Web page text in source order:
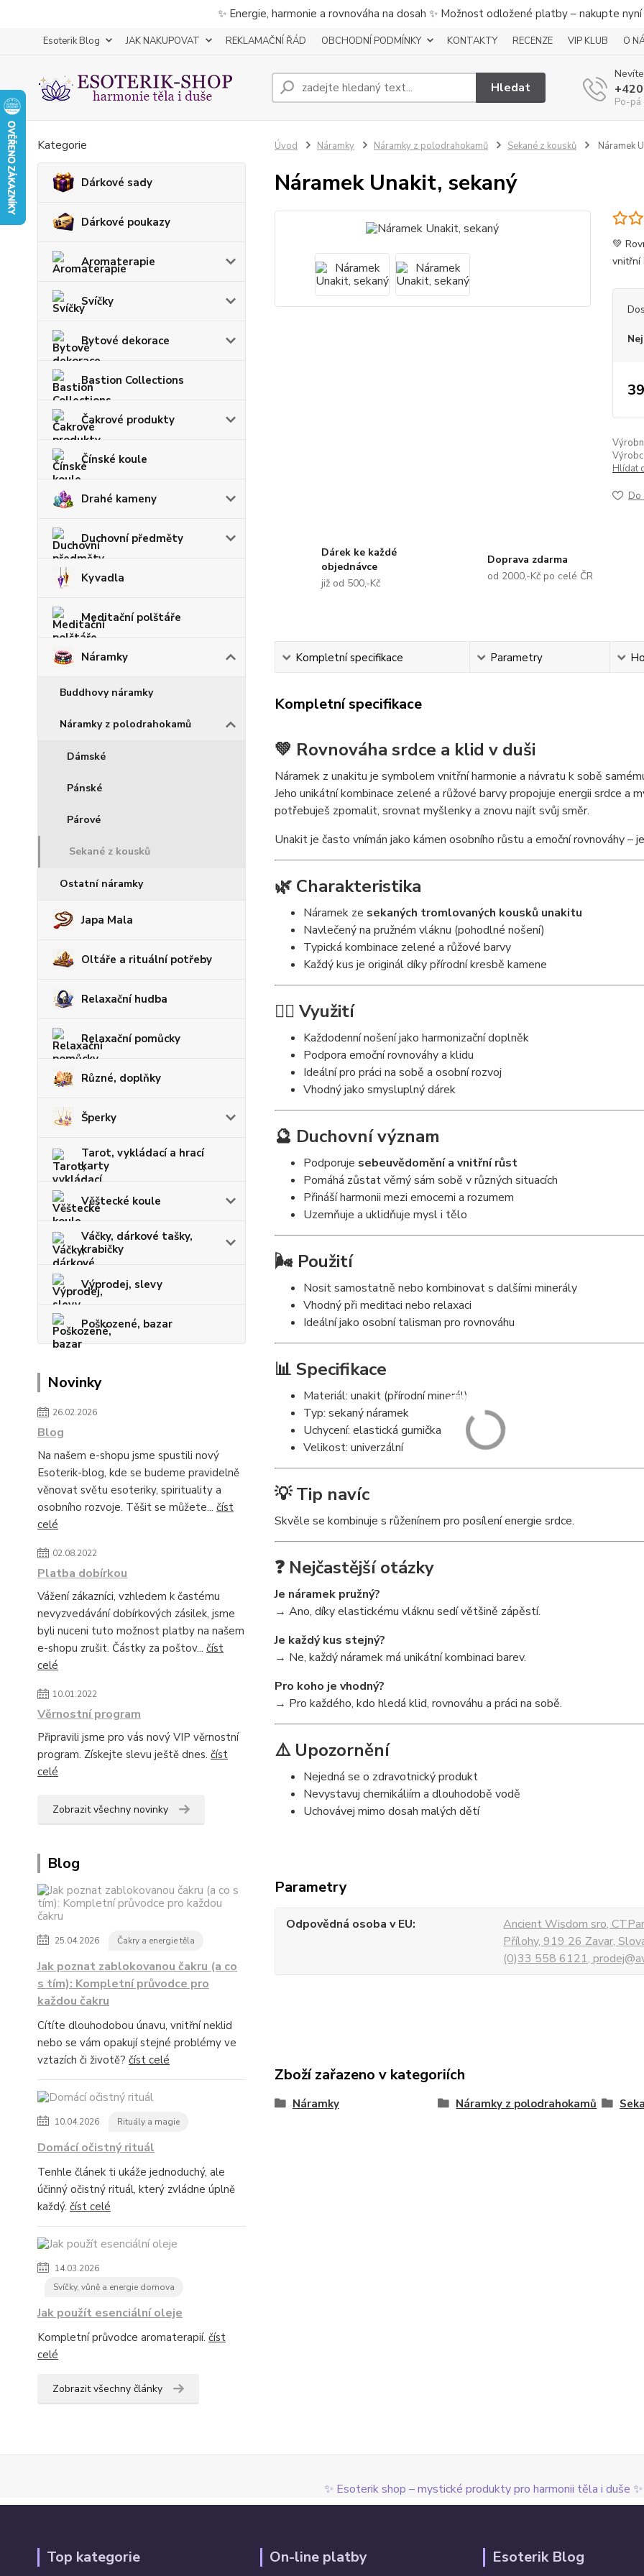
✨ Energie, harmonie a rovnováha na dosah ✨ Možnost odložené platby – nakupte
Esoterik Blog JAK NAKUPOVAT REKLAMAČNÍ ŘÁD OBCHODNÍ PODMÍNKY KONTAKTY RECENZE VIP KLUB O
Hledat
Po-pá
Kategorie
Dárkové sady
Dárkové poukazy
Aromaterapie
Svíčky
Bytové dekorace
Bastion Collections
Čakrové produkty
Čínské koule
Drahé kameny
Duchovní předměty
Kyvadla
Meditační polštáře
Náramky
Buddhovy náramky
Náramky z polodrahokamů
Dámské
Pánské
Párové
Sekané z kousků
Ostatní náramky
Japa Mala
Oltáře a rituální potřeby
Relaxační hudba
Relaxační pomůcky
Různé, doplňky
Šperky
Tarot, vykládací a hrací
karty
Věštecké koule
Váčky, dárkové tašky,
krabičky
Výprodej, slevy
Poškozené, bazar
Novinky
26.02.2026
Blog
Na našem e-shopu jsme spustili nový
Esoterik-blog, kde se budeme pravidelně
věnovat světu esoteriky, spirituality a
osobního rozvoje. Těšit se můžete... číst
celé
02.08.2022
Platba dobírkou
Vážení zákazníci, vzhledem k častému
nevyzvedávání dobírkových zásilek, jsme
byli nuceni tuto možnost platby na našem
e-shopu zrušit. Částky za poštov... číst
celé
10.01.2022
Věrnostní program
Připravili jsme pro vás nový VIP věrnostní
program. Získejte slevu ještě dnes. číst
celé
Zobrazit všechny novinky
Blog
25.04.2026 Čakry a energie těla
Jak poznat zablokovanou čakru (a co
s tím): Kompletní průvodce pro
každou čakru
Cítíte dlouhodobou únavu, vnitřní neklid
nebo se vám opakují stejné problémy ve
vztazích či životě? číst celé
10.04.2026 Rituály a magie
Domácí očistný rituál
Tenhle článek ti ukáže jednoduchý, ale
účinný očistný rituál, který zvládne úplně
každý. číst celé
14.03.2026
Svíčky, vůně a energie domova
Jak použít esenciální oleje
Kompletní průvodce aromaterapií. číst
celé
Zobrazit všechny články
Úvod Náramky Náramky z polodrahokamů Sekané z kousků Náramek
Náramek Unakit, sekaný
💚
vnitřní
Hlídat
Do
Dárek ke každé
objednávce
již od 500,-Kč
Doprava zdarma
od 2000,-Kč po celé ČR
Kompletní specifikace Parametry
Kompletní specifikace
💚 Rovnováha srdce a klid v duši
Náramek z unakitu je symbolem vnitřní harmonie a návratu k sobě
Jeho unikátní kombinace zelené a růžové barvy propojuje energii srdce a
potřebuješ zpomalit, srovnat myšlenky a znovu najít svůj směr.
Unakit je často vnímán jako kámen osobního růstu a emoční rovnováhy –
🌿 Charakteristika
Náramek ze sekaných tromlovaných kousků unakitu
Navlečený na pružném vláknu (pohodlné nošení)
Typická kombinace zelené a růžové barvy
Každý kus je originál díky přírodní kresbě kamene
🧘‍♀️ Využití
Každodenní nošení jako harmonizační doplněk
Podpora emoční rovnováhy a klidu
Ideální pro práci na sobě a osobní rozvoj
Vhodný jako smysluplný dárek
🔮 Duchovní význam
Podporuje sebeuvědomění a vnitřní růst
Pomáhá zůstat věrný sám sobě v různých situacích
Přináší harmonii mezi emocemi a rozumem
Uzemňuje a uklidňuje mysl i tělo
🌬️ Použití
Nosit samostatně nebo kombinovat s dalšími minerály
Vhodný při meditaci nebo relaxaci
Ideální jako osobní talisman pro rovnováhu
📊 Specifikace
Materiál: unakit (přírodní minerál)
Typ: sekaný náramek
Uchycení: elastická gumička
Velikost: univerzální
💡 Tip navíc
Skvěle se kombinuje s růženínem pro posílení energie srdce.
❓ Nejčastější otázky
Je náramek pružný?
→ Ano, díky elastickému vláknu sedí většině zápěstí.
Je každý kus stejný?
→ Ne, každý náramek má unikátní kombinaci barev.
Pro koho je vhodný?
→ Pro každého, kdo hledá klid, rovnováhu a práci na sobě.
⚠️ Upozornění
Nejedná se o zdravotnický produkt
Nevystavuj chemikáliím a dlouhodobě vodě
Uchovávej mimo dosah malých dětí
Parametry
Odpovědná osoba v EU
Ancient Wisdom sro,
Přílohy, 919 26 Zavar,
(0)33 558 6121,
Zboží zařazeno v kategoriích
Náramky Náramky z polodrahokamů
✨ Esoterik shop – mystické produkty pro harmonii těla i duše ✨
Top kategorie On-line platby Esoterik Blog